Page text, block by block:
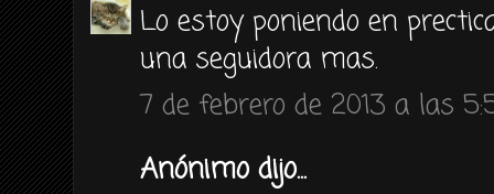
Lo estoy poniendo en
una seguidora mas.
7 de febrero de 2013 a las
Anónimo dijo...